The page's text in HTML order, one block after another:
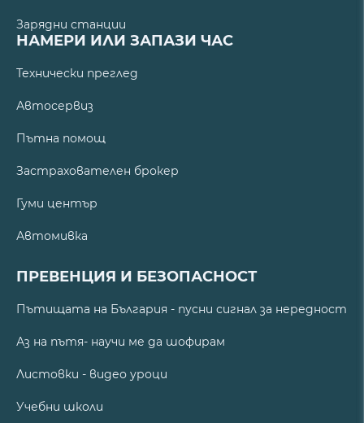
Зарядни станции
НАМЕРИ ИЛИ ЗАПАЗИ ЧАС
Технически преглед
Автосервиз
Пътна помощ
Застрахователен брокер
Гуми център
Автомивка
ПРЕВЕНЦИЯ И БЕЗОПАСНОСТ
Пътищата на България - пусни сигнал за нередност
Аз на пътя- научи ме да шофирам
Листовки - видео уроци
Учебни школи